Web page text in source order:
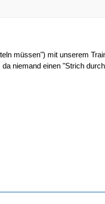
müssen") mit unserem
niemand einen "Strich